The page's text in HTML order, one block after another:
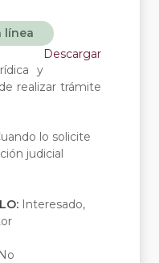
línea
Descargar
y
realizar trámite
lo solicite
judicial
Interesado,
No